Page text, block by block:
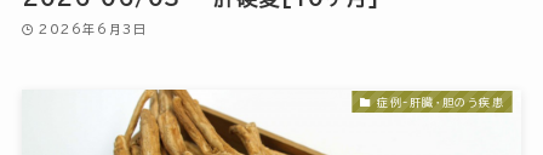
2026年6月3日
症例-肝臓・胆のう疾患